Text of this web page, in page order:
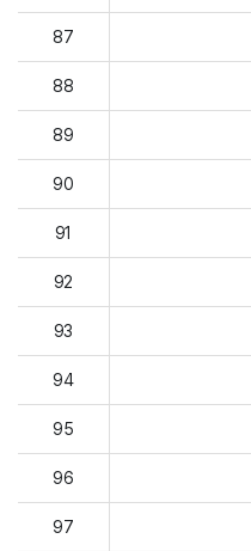
87
88
89
90
91
92
93
94
95
96
97